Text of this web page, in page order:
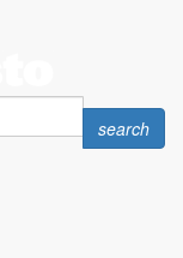
Search
search